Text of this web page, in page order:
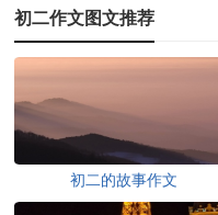
初二作文图文推荐
初二的故事作文